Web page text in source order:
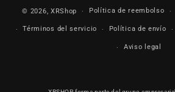
© 2026, XRShop Política de reembolso
Términos del servicio Política de envío
Aviso legal